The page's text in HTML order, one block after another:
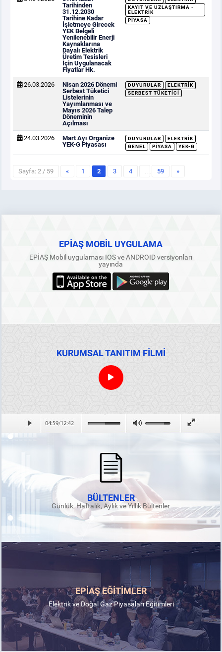
Tarihinden
31.12.2030
Tarihine Kadar
İşletmeye Girecek
YEK Belgeli
Yenilenebilir Enerji
Kaynaklarına
Dayalı Elektrik
Üretim Tesisleri
İçin Uygulanacak
Fiyatlar Hk.
KAYIT VE UZLAŞTIRMA -
ELEKTRIK
PIYASA
26.03.2026
Nisan 2026 Dönemi
Serbest Tüketici
Listelerinin
Yayımlanması ve
Mayıs 2026 Talep
Döneminin
Açılması
DUYURULAR
ELEKTRIK
SERBEST TÜKETICI
24.03.2026
Mart Ayı Organize
YEK-G Piyasası
DUYURULAR
ELEKTRIK
GENEL
PIYASA YEK-G
Sayfa: 2 / 59 « 1 2 3 4 … 59 »
EPİAŞ MOBİL UYGULAMA
EPİAŞ Mobil uygulaması IOS ve ANDROID versiyonları
yayında
KURUMSAL TANITIM FİLMİ
BÜLTENLER
Günlük, Haftalık, Aylık ve Yıllık Bültenler
EPİAŞ EĞİTİMLER
Elektrik ve Doğal Gaz Piyasaları Eğitimleri